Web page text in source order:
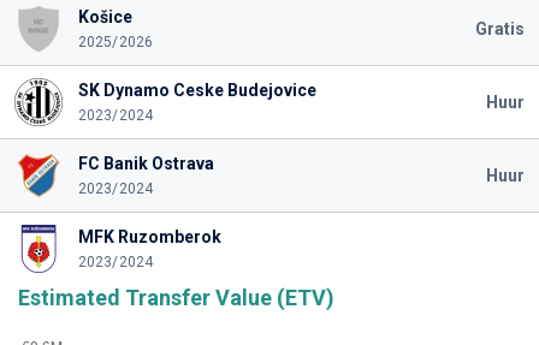
Košice
2025/2026
Gratis
SK Dynamo Ceske Budejovice
2023/2024
Huur
FC Banik Ostrava
2023/2024
Huur
MFK Ruzomberok
2023/2024
Estimated Transfer Value (ETV)